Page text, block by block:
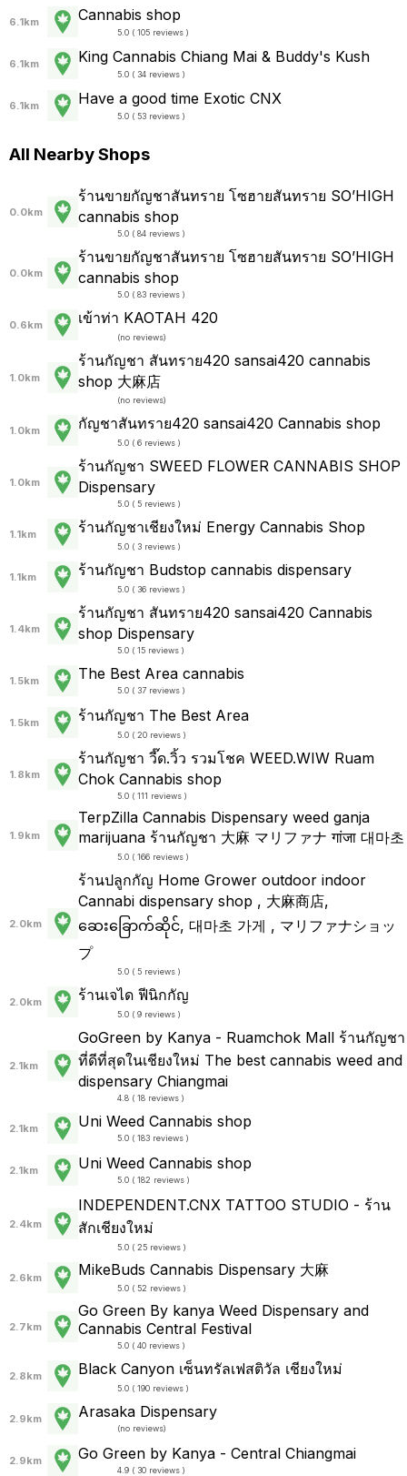
6.1km Cannabis shop
5.0 ( 105 reviews )
6.1km King Cannabis Chiang Mai & Buddy's Kush
5.0 ( 34 reviews )
6.1km Have a good time Exotic CNX
5.0 ( 53 reviews )
All Nearby Shops
0.0km
ร้านขายกัญชาสันทราย โซฮายสันทราย SO’HIGH
cannabis shop
5.0 ( 84 reviews )
0.0km
ร้านขายกัญชาสันทราย โซฮายสันทราย SO’HIGH
cannabis shop
5.0 ( 83 reviews )
0.6km เข้าท่า KAOTAH 420
(no reviews)
1.0km
ร้านกัญชา สันทราย420 sansai420 cannabis
shop 大麻店
(no reviews)
1.0km กัญชาสันทราย420 sansai420 Cannabis shop
5.0 ( 6 reviews )
1.0km
ร้านกัญชา SWEED FLOWER CANNABIS SHOP
Dispensary
5.0 ( 5 reviews )
1.1km ร้านกัญชาเชียงใหม่ Energy Cannabis Shop
5.0 ( 3 reviews )
1.1km ร้านกัญชา Budstop cannabis dispensary
5.0 ( 36 reviews )
1.4km
ร้านกัญชา สันทราย420 sansai420 Cannabis
shop Dispensary
5.0 ( 15 reviews )
1.5km The Best Area cannabis
5.0 ( 37 reviews )
1.5km ร้านกัญชา The Best Area
5.0 ( 20 reviews )
1.8km
ร้านกัญชา วี๊ด.วิ้ว รวมโชค WEED.WIW Ruam
Chok Cannabis shop
5.0 ( 111 reviews )
1.9km
TerpZilla Cannabis Dispensary weed ganja
marijuana ร้านกัญชา 大麻 マリファナ गांजा 대마초
5.0 ( 166 reviews )
2.0km
ร้านปลูกกัญ Home Grower outdoor indoor
Cannabi dispensary shop , 大麻商店,
ဆေးခြောက်ဆိုင်, 대마초 가게 , マリファナショッ
プ
5.0 ( 5 reviews )
2.0km ร้านเจได ฟีนิกกัญ
5.0 ( 9 reviews )
2.1km
GoGreen by Kanya - Ruamchok Mall ร้านกัญชา
ที่ดีที่สุดในเชียงใหม่ The best cannabis weed and
dispensary Chiangmai
4.8 ( 18 reviews )
2.1km Uni Weed Cannabis shop
5.0 ( 183 reviews )
2.1km Uni Weed Cannabis shop
5.0 ( 182 reviews )
2.4km
INDEPENDENT.CNX TATTOO STUDIO - ร้าน
สักเชียงใหม่
5.0 ( 25 reviews )
2.6km MikeBuds Cannabis Dispensary 大麻
5.0 ( 52 reviews )
2.7km
Go Green By kanya Weed Dispensary and
Cannabis Central Festival
5.0 ( 40 reviews )
2.8km Black Canyon เซ็นทรัลเฟสติวัล เชียงใหม่
5.0 ( 190 reviews )
2.9km Arasaka Dispensary
(no reviews)
2.9km Go Green by Kanya - Central Chiangmai
4.9 ( 30 reviews )